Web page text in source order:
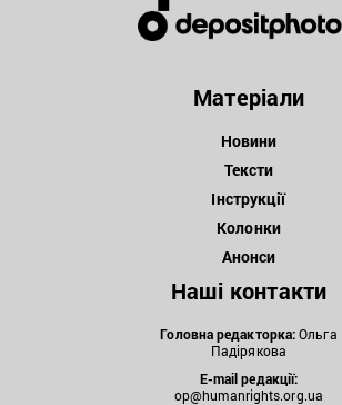
Матеріали
Новини
Тексти
Інструкції
Колонки
Анонси
Наші контакти
Головна редакторка:Ольга
Падірякова
E-mail редакції:
op@humanrights.org.ua